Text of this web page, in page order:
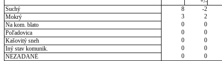
Suchý
8
-2
Mokrý
3
2
Na kom. blato
0
0
Poľadovica
0
0
Kašovitý sneh
0
0
Iný stav komunik.
0
0
NEZADANÉ
0 0